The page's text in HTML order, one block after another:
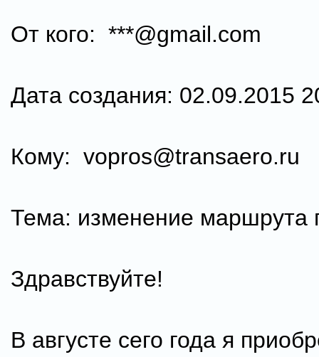
От кого: ***@gmail.com
Дата создания: 02.09.2015
Кому: vopros@transaero.ru
Тема: изменение маршрута
Здравствуйте!
В августе сего года я